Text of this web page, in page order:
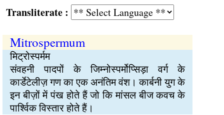
:
Mitrospermum
मिट्रोस्पर्मम
संवहनी पादपों के जिम्नोस्पर्मोप्सिड़ा वर्ग के
कार्डेटेलीज़ गण का एक अनंतिम वंश। कार्बनी युग के
इन बीज़ों में पंख होते हैं जो कि मांसल बीज कवच के
पार्श्विक विस्तार होते हैं।